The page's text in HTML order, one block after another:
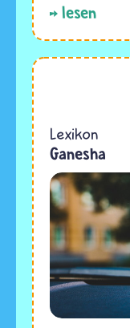
lesen
Hinduismus
Lexikon
Ganesha